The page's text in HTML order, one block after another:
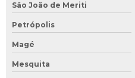
São João de Meriti
Petrópolis
Magé
Mesquita